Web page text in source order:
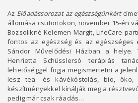
Az Előadássorozat az egészségünkért
állomása csütörtökön, november 15-én
Bozsolikné Kelemen Margit, LifeCare
fontos az egészség és az egészséges
Sándor Művelődési Házban a helye.
Henrietta Schüsslersó terápiás
lehetőséggel fogja megismertetni a
lesz tea- és kávékóstolás, bio, öko,
készítményekkel kínálják meg a
pedig már csak ráadás…